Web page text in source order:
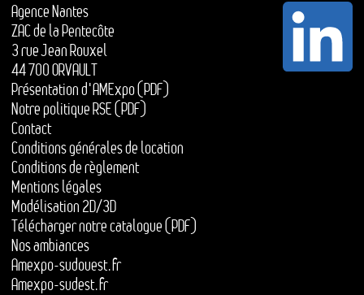
Agence Nantes
ZAC de la Pentecôte
3 rue Jean Rouxel
44 700 ORVAULT
Présentation d'AMExpo (PDF)
Notre politique RSE (PDF)
Contact
Conditions générales de location
Conditions de règlement
Mentions légales
Modélisation 2D/3D
Télécharger notre catalogue (PDF)
Nos ambiances
Amexpo-sudouest.fr
Amexpo-sudest.fr